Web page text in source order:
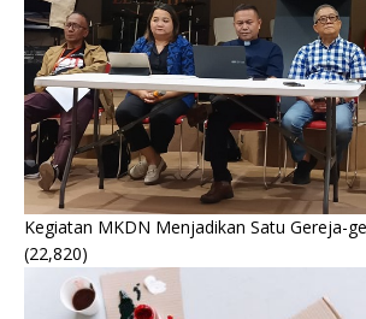
Kegiatan MKDN Menjadikan Satu Gereja-
(22,820)